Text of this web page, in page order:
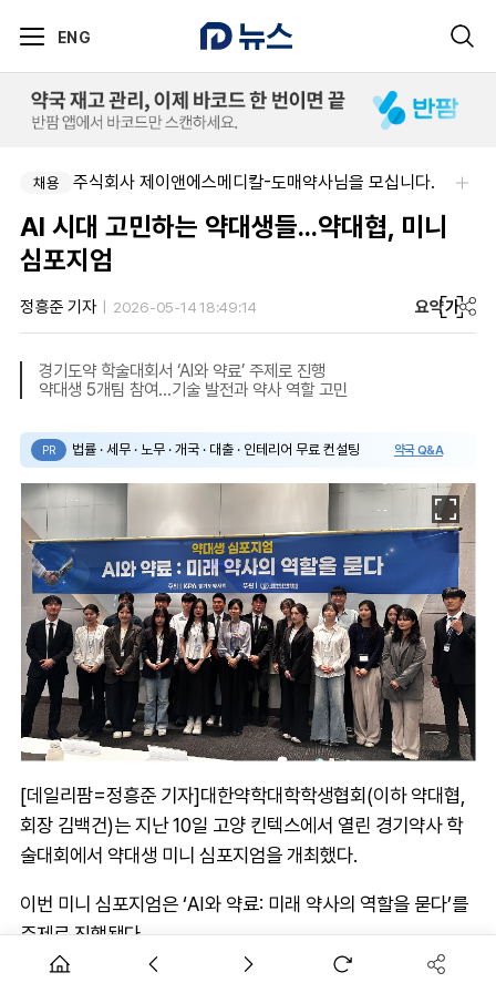
ENG
채용 주식회사 제이앤에스메디칼-도매약사님을 모십니다.
AI 시대 고민하는 약대생들...약대협, 미니
심포지엄
정흥준 기자 2026-05-14 18:49:14 요약가
경기도약 학술대회서 ‘AI와 약료’ 주제로 진행
약대생 5개팀 참여...기술 발전과 약사 역할 고민
PR 법률 · 세무 · 노무 · 개국 · 대출 · 인테리어 무료 컨설팅 약국 Q&A
[데일리팜=정흥준 기자]대한약학대학학생협회(이하 약대협,
회장 김백건)는 지난 10일 고양 킨텍스에서 열린 경기약사 학
술대회에서 약대생 미니 심포지엄을 개최했다.
이번 미니 심포지엄은 ‘AI와 약료: 미래 약사의 역할을 묻다’를
주제로 진행됐다.